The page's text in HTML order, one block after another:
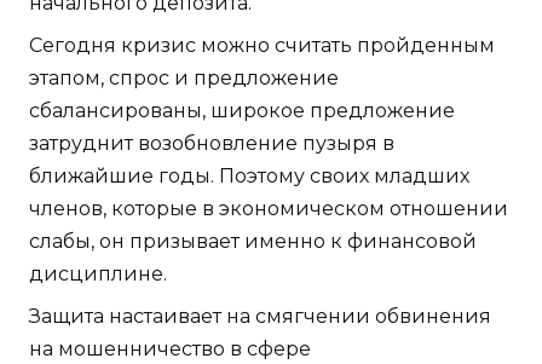
Сегодня кризис можно считать пройденным
этапом, спрос и предложение
сбалансированы, широкое предложение
затруднит возобновление пузыря в
ближайшие годы. Поэтому своих младших
членов, которые в экономическом отношении
слабы, он призывает именно к финансовой
дисциплине.
Защита настаивает на смягчении обвинения
на мошенничество в сфере